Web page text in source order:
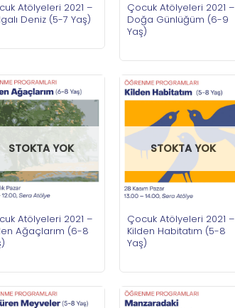
Atölyeleri 2021 –
Deniz (5-7 Yaş)
Çocuk Atölyeleri 2021 –
Doğa Günlüğüm (6-9
Yaş)
STOKTA YOK
Atölyeleri 2021 –
Ağaçlarım (6-8
STOKTA YOK
Çocuk Atölyeleri 2021 –
Kilden Habitatım (5-8
Yaş)